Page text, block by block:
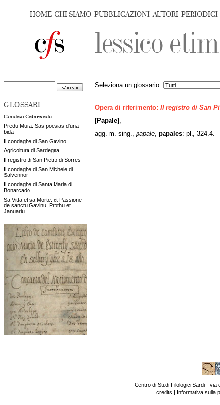
HOME CHI SIAMO PUBBLICAZIONI AUTORI PERIODICI
GLOSSARI
Condaxi Cabrevadu
Predu Mura. Sas poesias d'una
bida
Il condaghe di San Gavino
Agricoltura di Sardegna
Il registro di San Pietro di Sorres
Il condaghe di San Michele di
Salvennor
Il condaghe di Santa Maria di
Bonarcado
Sa Vitta et sa Morte, et Passione
de sanctu Gavinu, Prothu et
Januariu
Seleziona un glossario:
Opera di riferimento: Il registro di San
[Papale]
agg. m. sing., papale, papales: pl., 324.4.
Centro di Studi Filologici Sardi - via
credits | Informativa sulla